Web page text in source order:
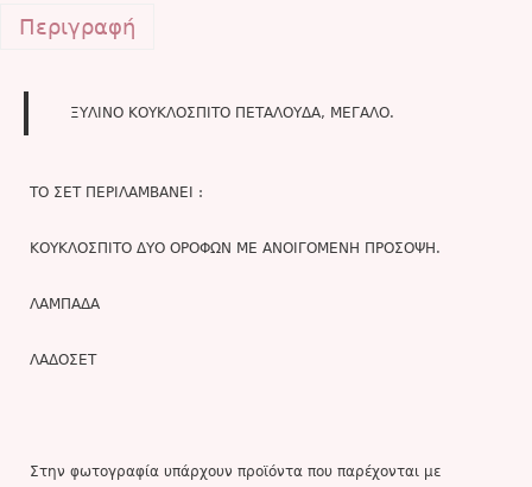
Περιγραφή
ΞΥΛΙΝΟ ΚΟΥΚΛΟΣΠΙΤΟ ΠΕΤΑΛΟΥΔΑ, ΜΕΓΑΛΟ.
ΤΟ ΣΕΤ ΠΕΡΙΛΑΜΒΑΝΕΙ :
ΚΟΥΚΛΟΣΠΙΤΟ ΔΥΟ ΟΡΟΦΩΝ ΜΕ ΑΝΟΙΓΟΜΕΝΗ ΠΡΟΣΟΨΗ.
ΛΑΜΠΑΔΑ
ΛΑΔΟΣΕΤ
Στην φωτογραφία υπάρχουν προϊόντα που παρέχονται με